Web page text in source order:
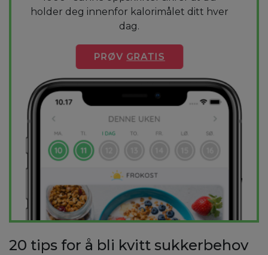
holder deg innenfor kalorimålet ditt hver
dag.
PRØV GRATIS
20 tips for å bli kvitt sukkerbehov